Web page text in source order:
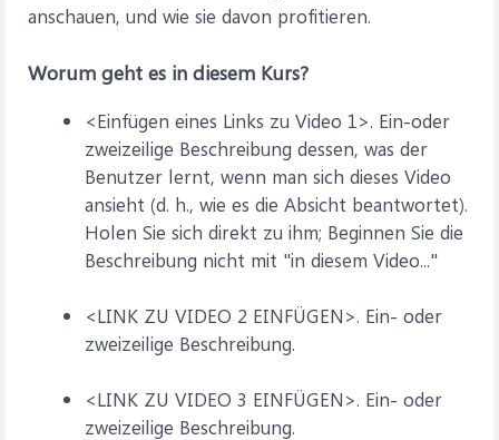
anschauen, und wie sie davon profitieren.
Worum geht es in diesem Kurs?
<Einfügen eines Links zu Video 1>. Ein-oder
zweizeilige Beschreibung dessen, was der
Benutzer lernt, wenn man sich dieses Video
ansieht (d. h., wie es die Absicht beantwortet).
Holen Sie sich direkt zu ihm; Beginnen Sie die
Beschreibung nicht mit "in diesem Video..."
<LINK ZU VIDEO 2 EINFÜGEN>. Ein- oder
zweizeilige Beschreibung.
<LINK ZU VIDEO 3 EINFÜGEN>. Ein- oder
zweizeilige Beschreibung.